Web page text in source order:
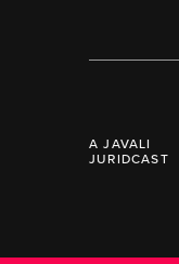
A JAVALI
JURIDCAST